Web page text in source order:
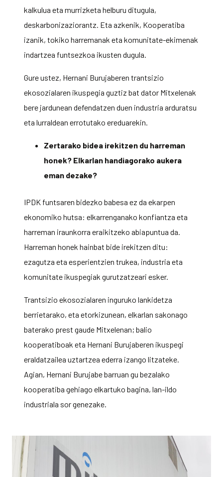
kalkulua eta murrizketa helburu ditugula,
deskarbonizaziorantz. Eta azkenik, Kooperatiba
izanik, tokiko harremanak eta komunitate-ekimenak
indartzea funtsezkoa ikusten dugula.
Gure ustez, Hernani Burujaberen trantsizio
ekosozialaren ikuspegia guztiz bat dator Mitxelenak
bere jardunean defendatzen duen industria arduratsu
eta lurraldean errotutako ereduarekin.
Zertarako bidea irekitzen du harreman
honek? Elkarlan handiagorako aukera
eman dezake?
IPDK funtsaren bidezko babesa ez da ekarpen
ekonomiko hutsa: elkarrenganako konfiantza eta
harreman iraunkorra eraikitzeko abiapuntua da.
Harreman honek hainbat bide irekitzen ditu:
ezagutza eta esperientzien trukea, industria eta
komunitate ikuspegiak gurutzatzeari esker.
Trantsizio ekosozialaren inguruko lankidetza
berrietarako, eta etorkizunean, elkarlan sakonago
baterako prest gaude Mitxelenan; balio
kooperatiboak eta Hernani Burujaberen ikuspegi
eraldatzailea uztartzea ederra izango litzateke.
Agian, Hernani Burujabe barruan gu bezalako
kooperatiba gehiago elkartuko bagina, lan-ildo
industriala sor genezake.